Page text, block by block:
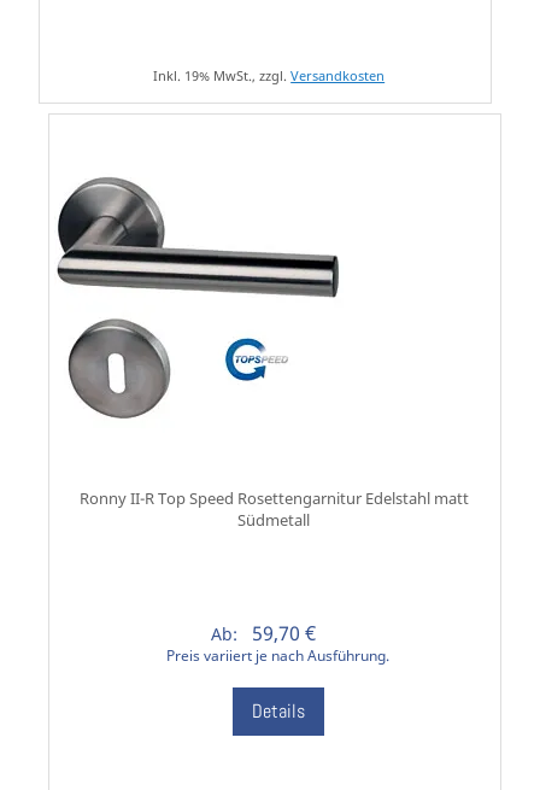
Inkl. 19% MwSt., zzgl.Versandkosten
Ronny II-R Top Speed Rosettengarnitur Edelstahl matt
Südmetall
Ab: 59,70 €
Preis variiert je nach Ausführung.
Details